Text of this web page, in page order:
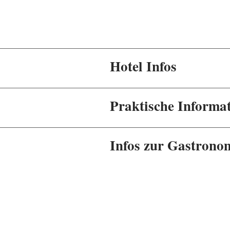
Hotel Infos
Praktische
Infos zur